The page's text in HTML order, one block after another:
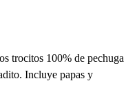
trocitos 100% de pechuga
Incluye papas y